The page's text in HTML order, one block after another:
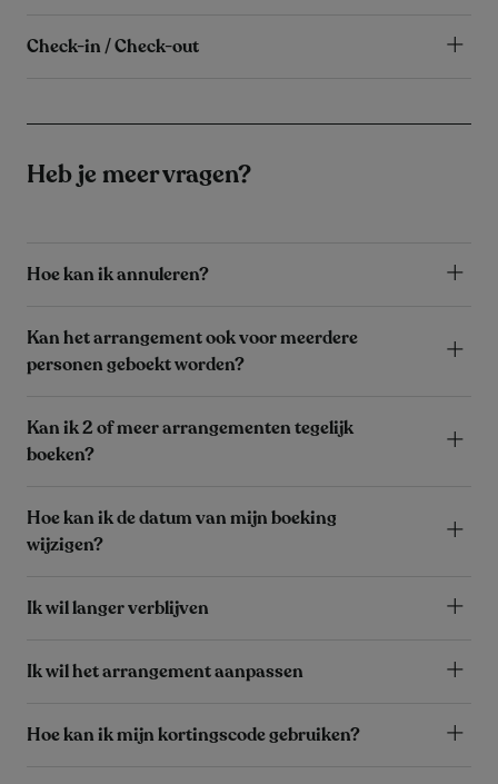
Check-in / Check-out
Heb je meer vragen?
Hoe kan ik annuleren?
Kan het arrangement ook voor meerdere
personen geboekt worden?
Kan ik 2 of meer arrangementen tegelijk
boeken?
Hoe kan ik de datum van mijn boeking
wijzigen?
Ik wil langer verblijven
Ik wil het arrangement aanpassen
Hoe kan ik mijn kortingscode gebruiken?